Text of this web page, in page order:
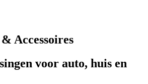
Accessoires
voor auto, huis en